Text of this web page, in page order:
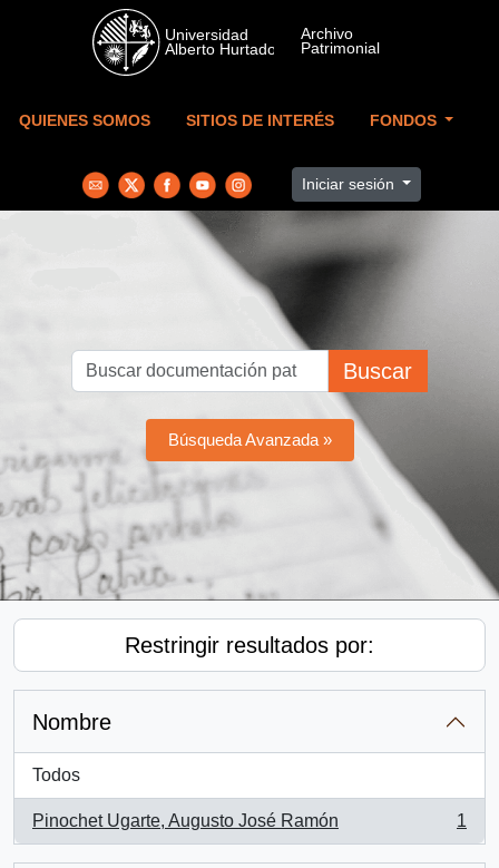
Skip to main content
QUIENES SOMOS SITIOS DE INTERÉS FONDOS
Iniciar sesión
Buscar
Búsqueda Avanzada »
Restringir resultados por:
Nombre
Todos
Pinochet Ugarte, Augusto José Ramón
, 1 resultados
1